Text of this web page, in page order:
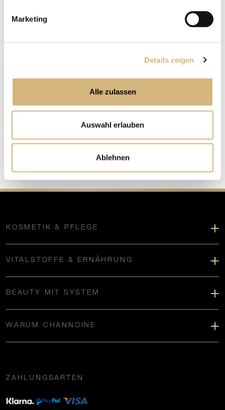
Marketing
Details zeigen
Alle zulassen
Auswahl erlauben
Ablehnen
Deine Karriere
Alles zu Versand und Retouren
Sicheres Zahlenmit SSL
Alles zu den Zahlungsmöglichkeiten
KOSMETIK & PFLEGE
VITALSTOFFE & ERNÄHRUNG
BEAUTY MIT SYSTEM
WARUM CHANNOINE
ZAHLUNGSARTEN